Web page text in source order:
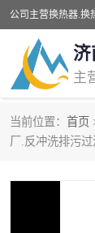
济
当前位置： 首页
厂.反冲洗排污
管壳式换热
汽水换热机